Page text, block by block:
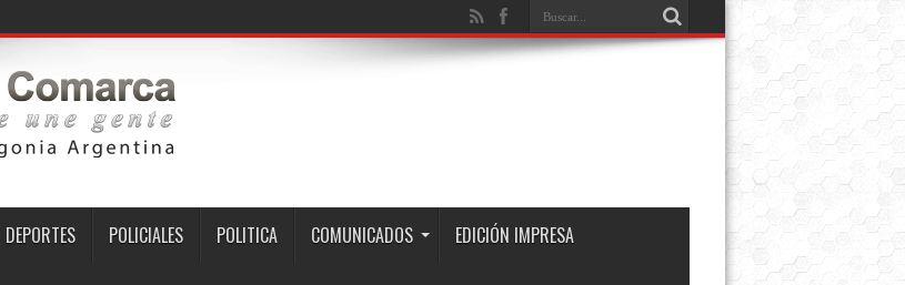
DEPORTES POLICIALES POLITICA COMUNICADOS EDICIÓN IMPRESA